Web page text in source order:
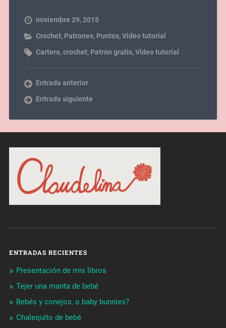
noviembre 29, 2015
Crochet, Patrones, Puntos,Video tutorial
Cartera,crochet, Patrón gratis,Video tutorial
Entrada anterior
Entrada siguiente
ENTRADAS RECIENTES
Presentación de mis libros
Tejer una manta de bebé
Bebés y conejos, o baby bunnies?
Chalequito de bebé